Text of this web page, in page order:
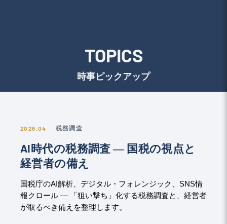
TOPICS
時事ピックアップ
2026.04 税務調査
AI時代の税務調査 ― 国税の視点と
経営者の備え
国税庁のAI解析、デジタル・フォレンジック、SNS情
報クロール ― 「狙い撃ち」化する税務調査と、経営者
が取るべき備えを整理します。